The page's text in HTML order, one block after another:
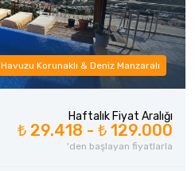
Havuzu Korunaklı & Deniz Manzaralı
Haftalık Fiyat Aralığı
₺ 29.418 - ₺ 129.000
'den başlayan fiyatlarla